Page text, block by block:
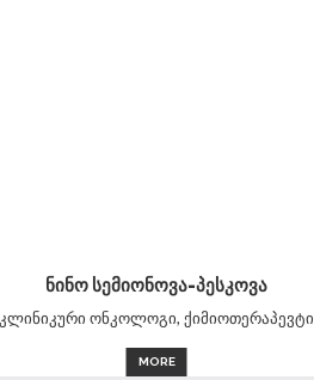
ᲜᲘᲜᲝ ᲡᲔᲛᲘᲝᲜᲝᲕᲐ-ᲞᲔᲡᲙᲝᲕᲐ
კლინიკური ონკოლოგი, ქიმიოთერაპევტი
MORE